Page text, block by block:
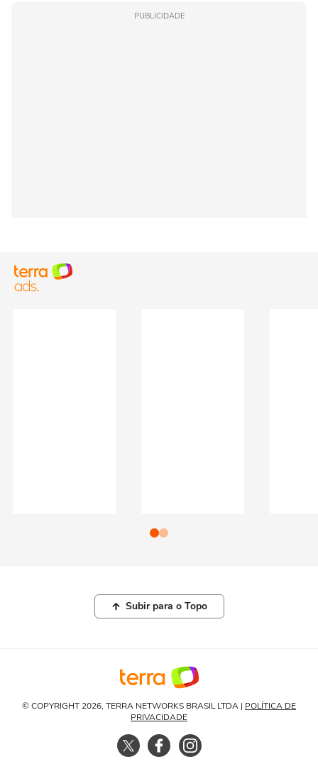
PUBLICIDADE
Subir para o Topo
© COPYRIGHT 2026, TERRA NETWORKS BRASIL LTDA | POLÍTICA DE
PRIVACIDADE